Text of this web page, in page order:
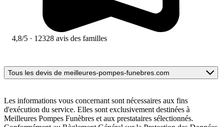
4,8/5 · 12328 avis des familles
Tous les devis de meilleures-pompes-funebres.com
Les informations vous concernant sont nécessaires aux fins
d'exécution du service. Elles sont exclusivement destinées à
Meilleures Pompes Funèbres et aux prestataires sélectionnés.